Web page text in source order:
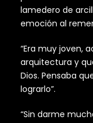
lamedero de
emoción al
“Era muy joven,
arquitectura y
Dios. Pensaba
lograrlo”.
“Sin darme